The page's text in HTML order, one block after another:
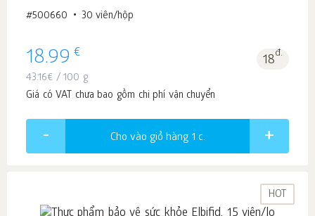
#500660 30 viên/hộp
18.99 € 18đ.
43.16€ / 100 g
Giá có VAT chưa bao gồm chi phí vận chuyển
Cho vào giỏ hàng 1 c.
HOT